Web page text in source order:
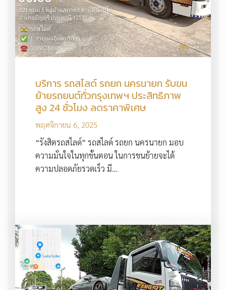
บริการ รถสไลด์ รถยก นครนายก รับขน
ย้ายรถยนต์ทั่วกรุงเทพฯ ประสิทธิภาพ
สูง 24 ชั่วโมง ลดราคาพิเศษ
พฤศจิกายน 6, 2025
“รังสิตรถสไลด์” รถสไลด์ รถยก นครนายก มอบ
ความมั่นใจในทุกขั้นตอน ในการขนย้ายจะได้
ความปลอดภัยรวดเร็ว มี…